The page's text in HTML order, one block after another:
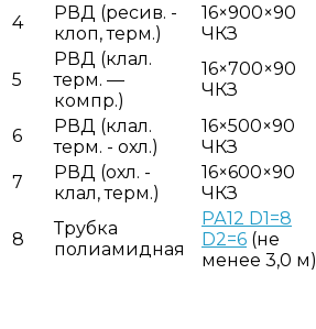
4
РВД (ресив. -
клоп, терм.)
16×900×90
ЧКЗ
5
РВД (клал.
терм. —
компр.)
16×700×90
ЧКЗ
6
РВД (клал.
терм. - охл.)
16×500×90
ЧКЗ
7
РВД (охл. -
клал, терм.)
16×600×90
ЧКЗ
8
Трубка
полиамидная
РА12 D1=8
D2=6 (не
менее 3,0 м)